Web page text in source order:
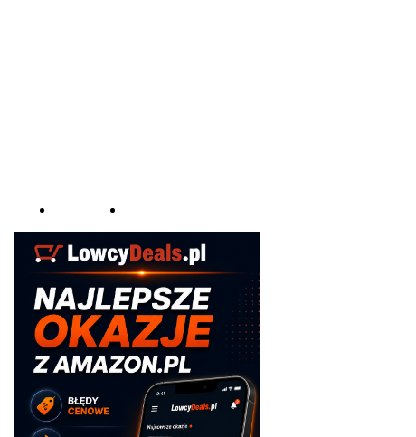
Xiaomi Top 10